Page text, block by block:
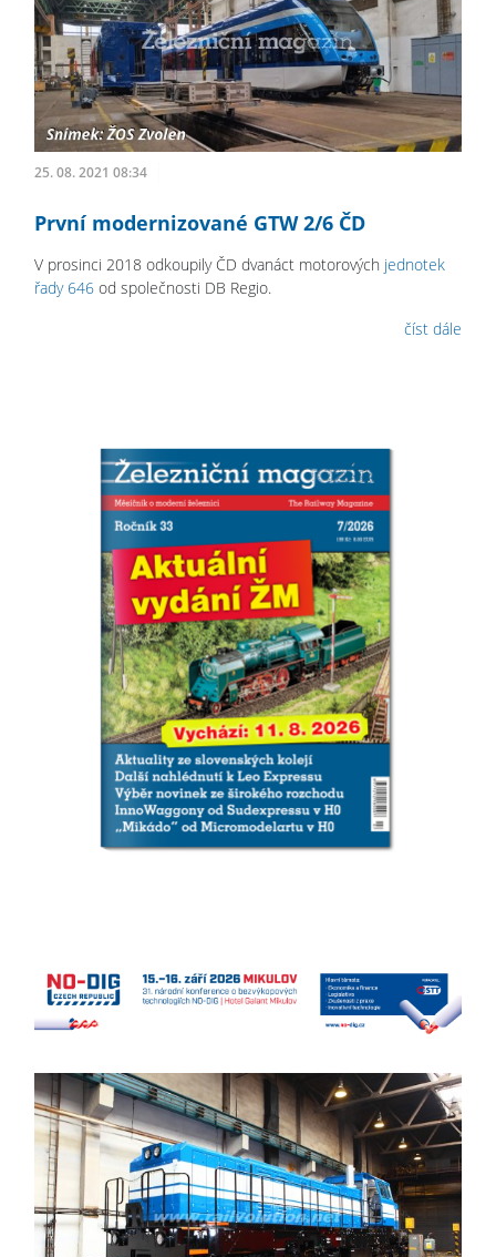
25. 08. 2021 08:34
První modernizované GTW 2/6 ČD
V prosinci 2018 odkoupily ČD dvanáct motorových jednotek
řady 646 od společnosti DB Regio.
číst dále